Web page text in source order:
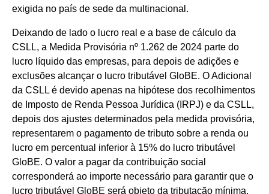
exigida no país de sede da multinacional.
Deixando de lado o lucro real e a base de cálculo da
CSLL, a Medida Provisória nº 1.262 de 2024 parte do
lucro líquido das empresas, para depois de adições e
exclusões alcançar o lucro tributável GloBE. O Adicional
da CSLL é devido apenas na hipótese dos recolhimentos
de Imposto de Renda Pessoa Jurídica (IRPJ) e da CSLL,
depois dos ajustes determinados pela medida provisória,
representarem o pagamento de tributo sobre a renda ou
lucro em percentual inferior à 15% do lucro tributável
GloBE. O valor a pagar da contribuição social
corresponderá ao importe necessário para garantir que o
lucro tributável GloBE será objeto da tributação mínima.